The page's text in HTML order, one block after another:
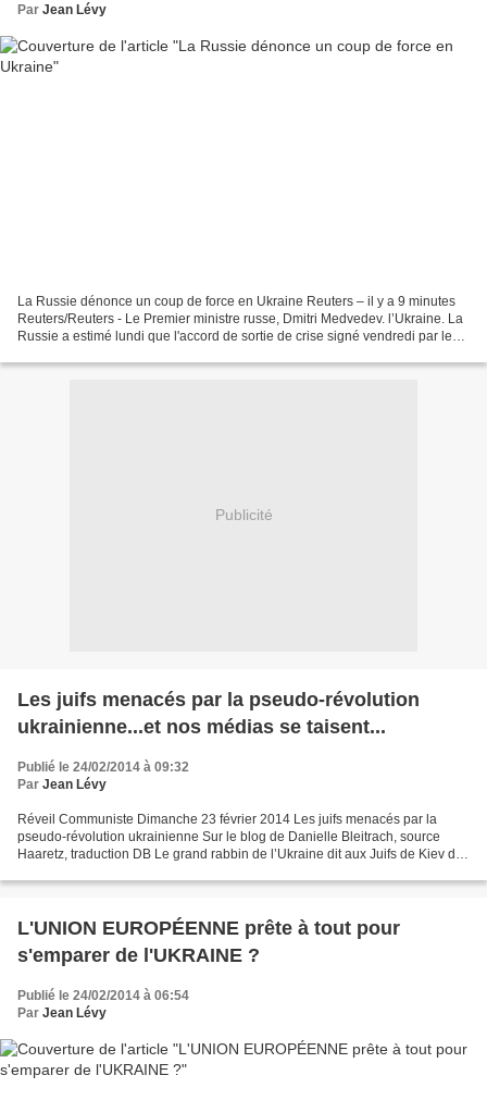
Par Jean Lévy
La Russie dénonce un coup de force en Ukraine Reuters – il y a 9 minutes
Reuters/Reuters - Le Premier ministre russe, Dmitri Medvedev. l’Ukraine. La
Russie a estimé lundi que l'accord de sortie de crise signé vendredi par le
Publicité
Les juifs menacés par la pseudo-révolution
ukrainienne...et nos médias se taisent...
Publié le 24/02/2014 à 09:32
Par Jean Lévy
Réveil Communiste Dimanche 23 février 2014 Les juifs menacés par la
pseudo-révolution ukrainienne Sur le blog de Danielle Bleitrach, source
Haaretz, traduction DB Le grand rabbin de l’Ukraine dit aux Juifs de Kiev de
L'UNION EUROPÉENNE prête à tout pour
s'emparer de l'UKRAINE ?
Publié le 24/02/2014 à 06:54
Par Jean Lévy